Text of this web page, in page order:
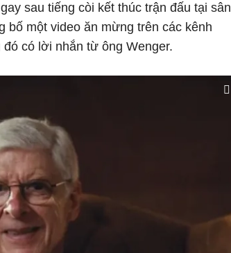
sau tiếng còi kết thúc trận đấu tại sân
bố một video ăn mừng trên các kênh
có lời nhắn từ ông Wenger.